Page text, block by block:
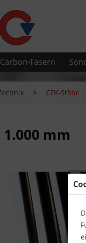
Carbon-Fasern
CFK-Stäbe
1.000 mm